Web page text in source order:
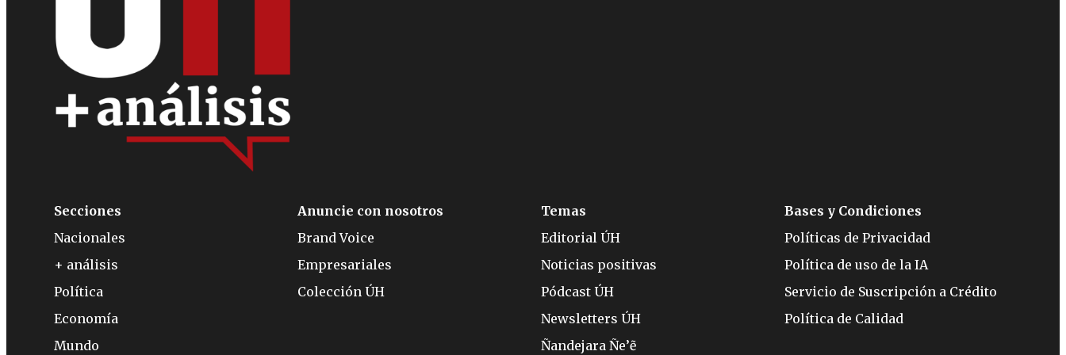
Secciones
Nacionales
+ análisis
Política
Economía
Mundo
Anuncie con nosotros
Brand Voice
Empresariales
Colección ÚH
Temas
Editorial ÚH
Noticias positivas
Pódcast ÚH
Newsletters ÚH
Ñandejara Ñe’ẽ
Bases y Condiciones
Políticas de Privacidad
Política de uso de la IA
Servicio de Suscripción a Crédito
Política de Calidad